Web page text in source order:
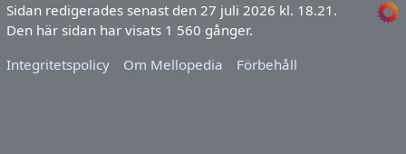
Sidan redigerades senast den 27 juli 2026 kl. 18.21.
Den här sidan har visats 1 560 gånger.
Integritetspolicy
Om Mellopedia Förbehåll